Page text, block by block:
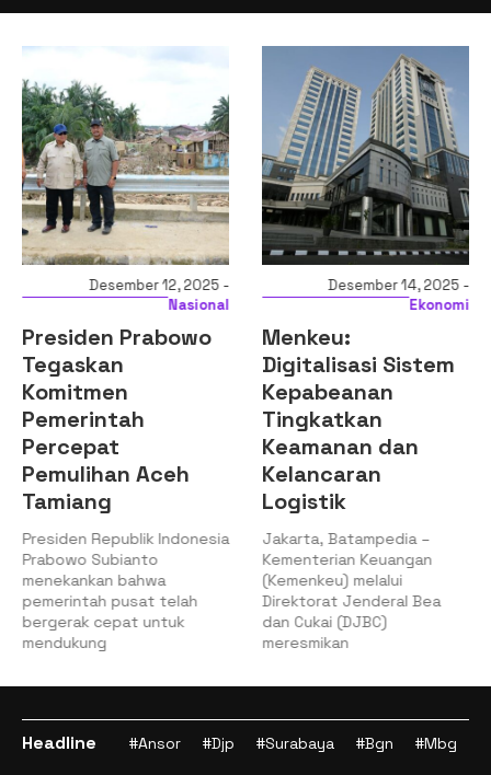
Desember 12, 2025 -
Nasional
Presiden Prabowo
Tegaskan
Komitmen
Pemerintah
Percepat
Pemulihan Aceh
Tamiang
Presiden Republik Indonesia
Prabowo Subianto
menekankan bahwa
pemerintah pusat telah
bergerak cepat untuk
mendukung
Desember 14, 2025 -
Ekonomi
Menkeu:
Digitalisasi Sistem
Kepabeanan
Tingkatkan
Keamanan dan
Kelancaran
Logistik
Jakarta, Batampedia –
Kementerian Keuangan
(Kemenkeu) melalui
Direktorat Jenderal Bea
dan Cukai (DJBC)
meresmikan
Headline #Ansor #Djp #Surabaya #Bgn #Mbg